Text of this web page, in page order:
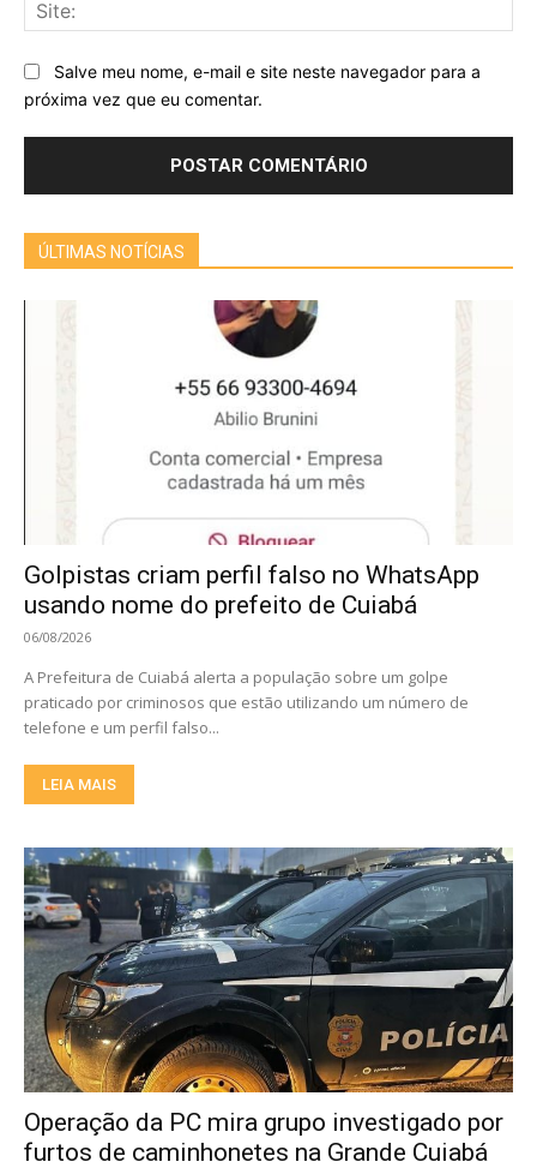
Salve meu nome, e-mail e site neste navegador para a
próxima vez que eu comentar.
ÚLTIMAS NOTÍCIAS
Golpistas criam perfil falso no WhatsApp
usando nome do prefeito de Cuiabá
06/08/2026
A Prefeitura de Cuiabá alerta a população sobre um golpe
praticado por criminosos que estão utilizando um número de
telefone e um perfil falso...
LEIA MAIS
Operação da PC mira grupo investigado por
furtos de caminhonetes na Grande Cuiabá